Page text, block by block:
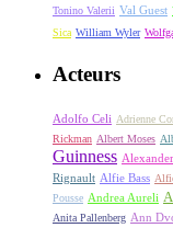
Tonino Valerii Val Guest
Sica William Wyler
Acteurs
Adolfo Celi Adrienne
Rickman Albert Moses
Guinness
Rignault Alfie Bass
Pousse Andrea Aureli
Anita Pallenberg Ann